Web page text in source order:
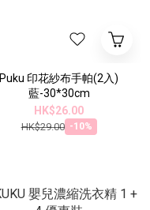
Puku 印花紗布手帕(2入)
藍-30*30cm
HK$26.00
HK$29.00 -10%